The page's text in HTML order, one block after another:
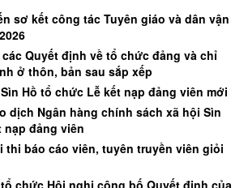
Phó bí thư thường trực Đảng ủy xã Sìn ...
sơ kết công tác Tuyên giáo và dân vận
Quyết định về tổ chức đảng và chỉ
ở thôn, bản sau sắp xếp
Hồ tổ chức Lễ kết nạp đảng viên mới
dịch Ngân hàng chính sách xã hội Sìn
nạp đảng viên
thi báo cáo viên, tuyên truyền viên giỏi